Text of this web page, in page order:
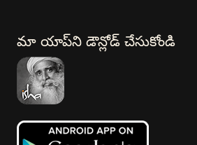
మా యాప్‍ని డౌన్లోడ్ చేసుకోండి